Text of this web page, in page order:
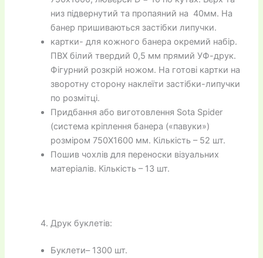
низ підвернутий та пропаяний на 40мм. На
банер пришиваються застібки липучки.
картки- для кожного банера окремий набір.
ПВХ білий твердий 0,5 мм прямий УФ-друк.
Фігурний розкрій ножом. На готові картки на
зворотну сторону наклеїти застібки-липучки
по розмітці.
Придбання або виготовлення Sota Spider
(система кріплення банера («павуки»)
розміром 750Х1600 мм. Кількість – 52 шт.
Пошив чохлів для переноски візуальних
матеріалів. Кількість – 13 шт.
Друк буклетів:
Буклети– 1300 шт.